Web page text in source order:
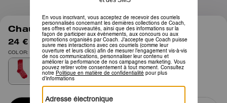
1/1
Chaussettes Signature
24 € 40 €
COLOR: Rouge